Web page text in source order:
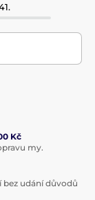
Kč
my.
bez udání důvodů